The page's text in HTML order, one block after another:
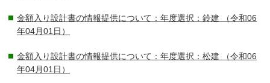
金額入り設計書の情報提供について：年度選択：鈴建 （令和06
年04月01日）
金額入り設計書の情報提供について：年度選択：松建 （令和06
年04月01日）